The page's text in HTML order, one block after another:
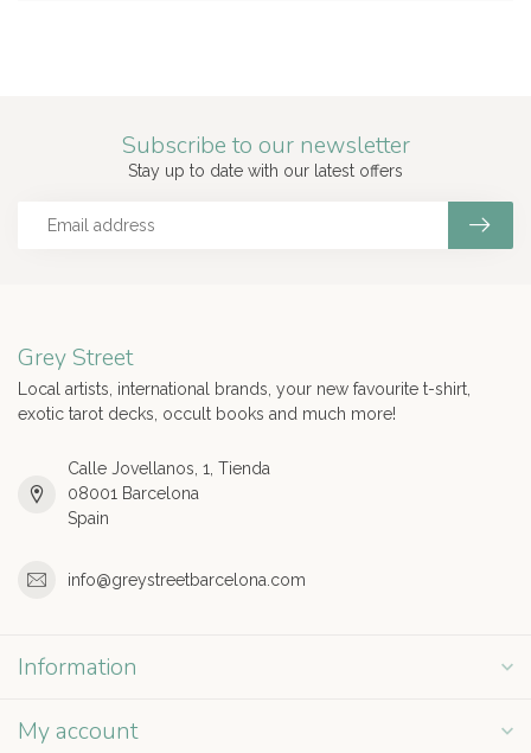
Subscribe to our newsletter
Stay up to date with our latest offers
Grey Street
Local artists, international brands, your new favourite t-shirt,
exotic tarot decks, occult books and much more!
Calle Jovellanos, 1, Tienda
08001 Barcelona
Spain
info@greystreetbarcelona.com
Information
My account